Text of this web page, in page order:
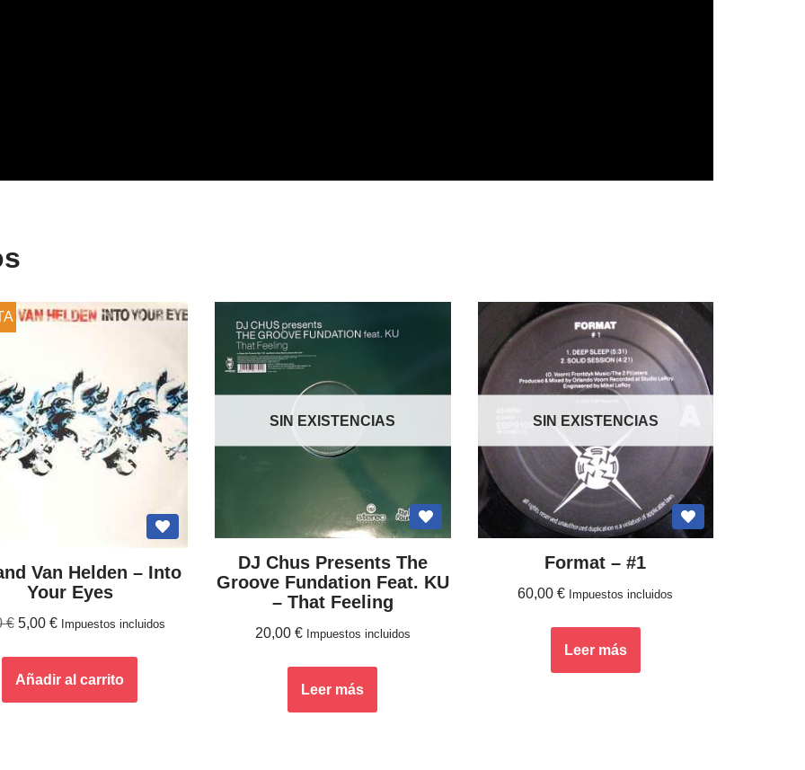
Van Helden ‎– Into
Your Eyes
€ 5,00 € Impuestos incluidos
Añadir al carrito
SIN EXISTENCIAS
DJ Chus Presents The
Groove Fundation Feat. KU
– That Feeling
20,00 € Impuestos incluidos
Leer más
SIN EXISTENCIAS
Format ‎– #1
60,00€ Impuestos incluidos
Leer más